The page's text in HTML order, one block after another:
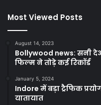
Most Viewed Posts
August 14, 2023
Bollywood news: सनी
फिल्म ने तोड़े कई रिकॉर्ड
January 5, 2024
Indore में बड़ा ट्रैफिक
यातायात